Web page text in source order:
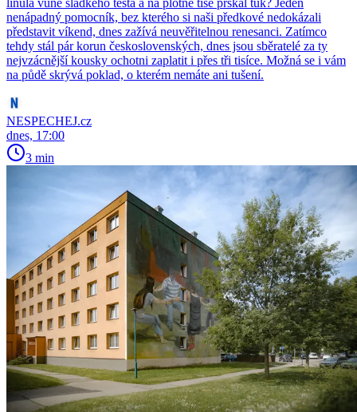
nenápadný pomocník, bez kterého si naši předkové nedokázali
představit víkend, dnes zažívá neuvěřitelnou renesanci. Zatímco
tehdy stál pár korun československých, dnes jsou sběratelé za ty
nejvzácnější kousky ochotni zaplatit i přes tři tisíce. Možná se i vám
na půdě skrývá poklad, o kterém nemáte ani tušení.
NESPECHEJ.cz
dnes, 17:00
3 min